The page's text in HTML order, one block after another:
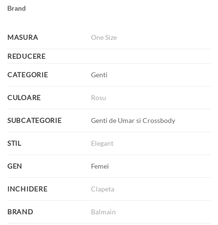
Brand
MASURA One Size
REDUCERE
CATEGORIE Genti
CULOARE Rosu
SUBCATEGORIE Genti de Umar si Crossbody
STIL Elegant
GEN Femei
INCHIDERE Clapeta
BRAND Balmain